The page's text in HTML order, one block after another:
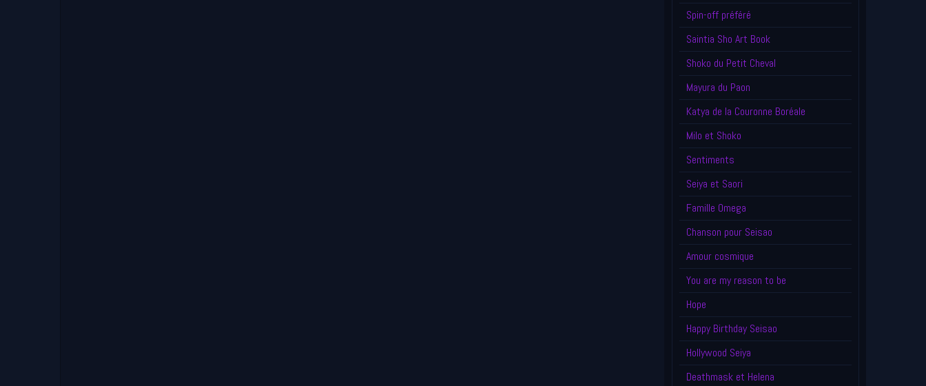
Spin-off préféré
Saintia Sho Art Book
Shoko du Petit Cheval
Mayura du Paon
Katya de la Couronne Boréale
Milo et Shoko
Sentiments
Seiya et Saori
Famille Omega
Chanson pour Seisao
Amour cosmique
You are my reason to be
Hope
Happy Birthday Seisao
Hollywood Seiya
Deathmask et Helena